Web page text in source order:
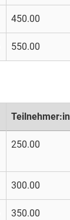
450.00
550.00
Teilnehmer:in
250.00
300.00
350.00